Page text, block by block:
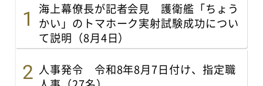
海上幕僚長が記者会見 護衛艦「ちょう
かい」のトマホーク実射試験成功につい
て説明（8月4日）
人事発令 令和8年8月7日付け、指定職